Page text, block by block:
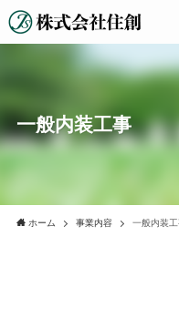
一般内装工事
ホーム 事業内容 一般内装